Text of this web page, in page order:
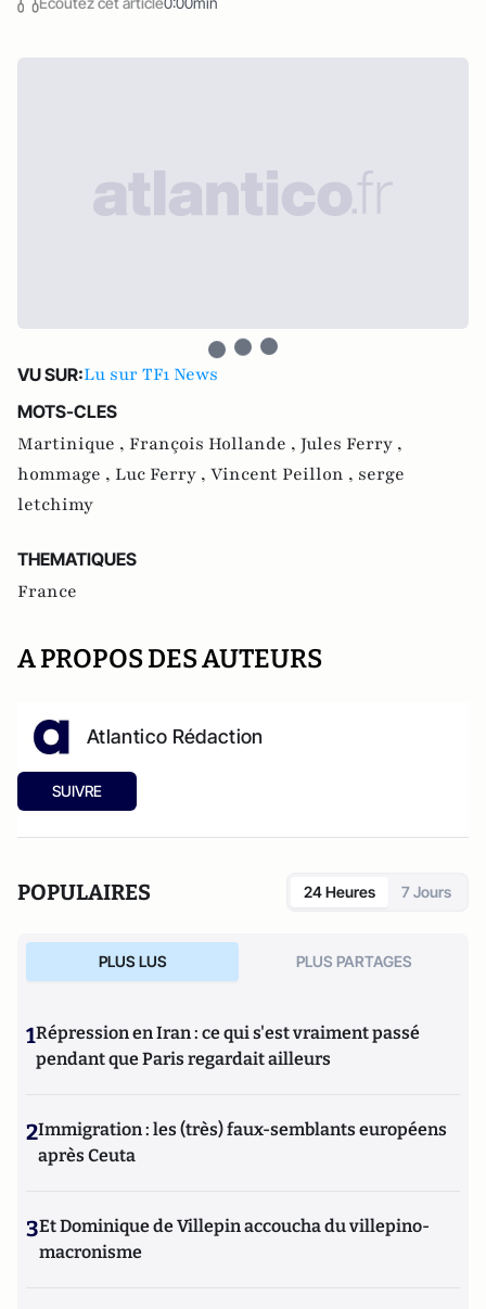
VU SUR:Lu sur TF1 News
MOTS-CLES
Martinique , François Hollande , Jules Ferry ,
hommage , Luc Ferry , Vincent Peillon , serge
letchimy
THEMATIQUES
France
A PROPOS DES AUTEURS
Atlantico Rédaction
SUIVRE
POPULAIRES 24 Heures 7 Jours
PLUS LUS PLUS PARTAGES
1Répression en Iran : ce qui s'est vraiment passé
pendant que Paris regardait ailleurs
2Immigration : les (très) faux-semblants européens
après Ceuta
3Et Dominique de Villepin accoucha du villepino-
macronisme